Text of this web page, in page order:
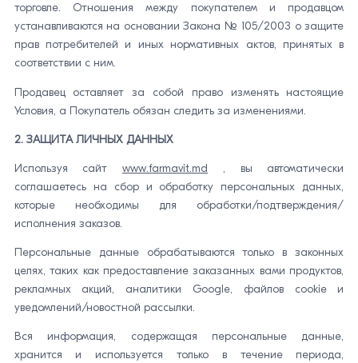
торговле. Отношения между покупателем и продавцом
устанавливаются на основании Закона № 105/2003 о защите
прав потребителей и иных нормативных актов, принятых в
соответствии с ним.
Продавец оставляет за собой право изменять настоящие
Условия, а Покупатель обязан следить за изменениями.
2. ЗАЩИТА ЛИЧНЫХ ДАННЫХ
Используя сайтwww.farmavit.md
, вы автоматически
соглашаетесь на сбор и обработку персональных данных,
которые необходимы для обработки/подтверждения/
исполнения заказов.
Персональные данные обрабатываются только в законных
целях, таких как предоставление заказанных вами продуктов,
рекламных акций, аналитики Google, файлов cookie и
уведомлений/новостной рассылки.
Вся информация, содержащая персональные данные,
хранится и используется только в течение периода,